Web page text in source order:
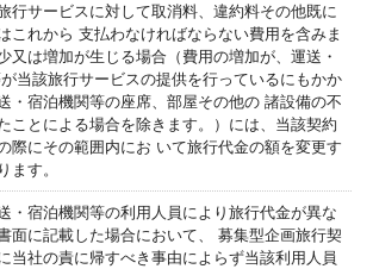
行サービスに対して取消料、違約料その他既に
これから 支払わなければならない費用を含みま
又は増加が生じる場合（費用の増加が、運送・
当該旅行サービスの提供を行っているにもかか
・宿泊機関等の座席、部屋その他の 諸設備の不
ことによる場合を除きます。）には、当該契約
際にその範囲内にお いて旅行代金の額を変更す
ます。
・宿泊機関等の利用人員により旅行代金が異な
面に記載した場合において、 募集型企画旅行契
当社の責に帰すべき事由によらず当該利用人員